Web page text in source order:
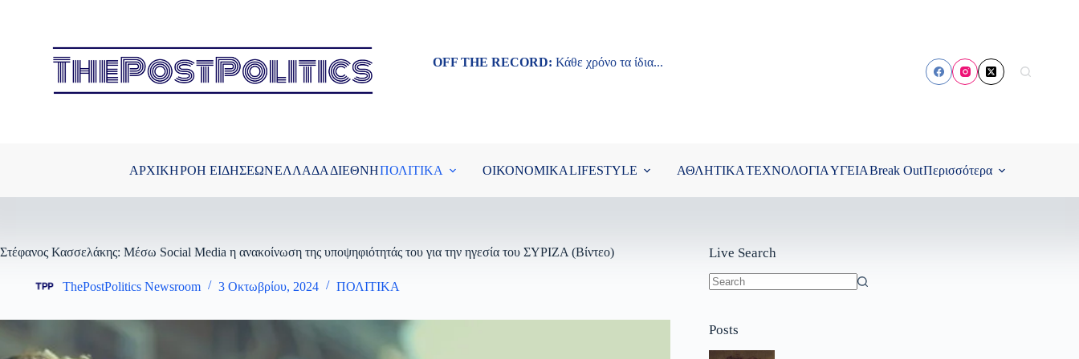
OFF THE RECORD: Κάθε χρόνο τα ίδια...
ΑΡΧΙΚΗΡΟΗ ΕΙΔΗΣΕΩΝΕΛΛΑΔΑ ΔΙΕΘΝΗΠΟΛΙΤΙΚΑ ΟΙΚΟΝΟΜΙΚΑLIFESTYLE ΑΘΛΗΤΙΚΑΤΕΧΝΟΛΟΓΙΑΥΓΕΙΑBreak OutΠερισσότερα
Στέφανος Κασσελάκης: Μέσω Social Media η ανακοίνωση της υποψηφιότητάς του για την ηγεσία του ΣΥΡΙΖΑ (Βίντεο)
ThePostPolitics Newsroom 3 Οκτωβρίου, 2024 ΠΟΛΙΤΙΚΑ
Live Search
Posts